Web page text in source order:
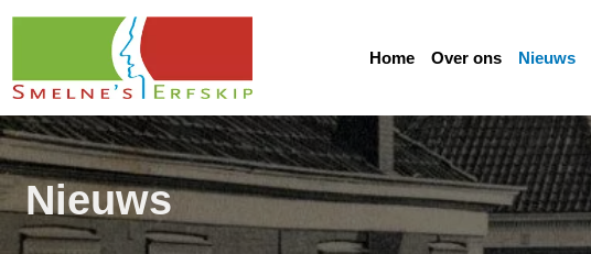
Home Over ons Nieuws
Nieuws